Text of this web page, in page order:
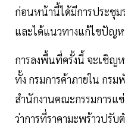
ก่อนหน้านี้ได้มีการประชุม
และได้แนวทางแก้ไขปัญ
การลงพื้นที่ครั้งนี้ จะเชิญ
ทั้ง กรมการค้าภายใน กร
สำนักงานคณะกรรมการแ
ว่าการที่ราคามะพร้าวปรั